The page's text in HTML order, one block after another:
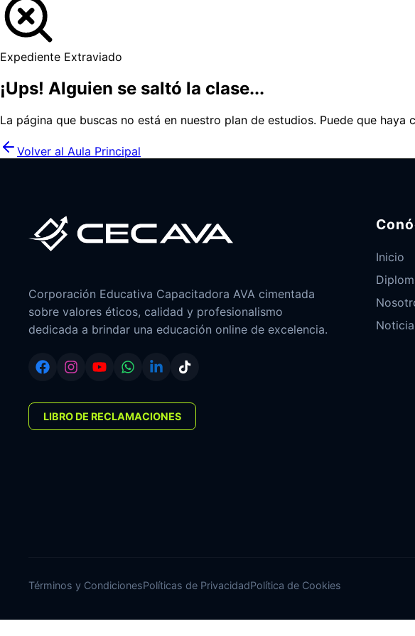
Expediente Extraviado
¡Ups! Alguien se saltó la clase...
La página que buscas no está en nuestro plan de estudios. Puede que
Volver al Aula Principal
Corporación Educativa Capacitadora AVA cimentada
sobre valores éticos, calidad y profesionalismo
dedicada a brindar una educación online de excelencia.
LIBRO DE RECLAMACIONES
Inicio
Términos y CondicionesPolíticas de PrivacidadPolítica de Cookies